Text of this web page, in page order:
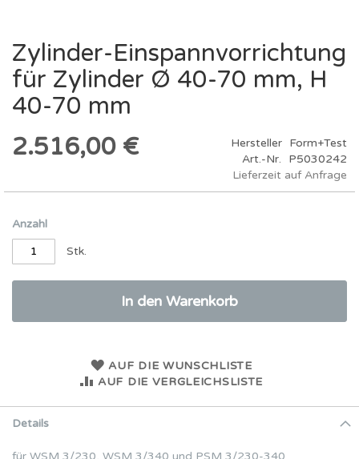
Zum
Anfang
der
Bildergalerie
springen
Zylinder-Einspannvorrichtung
für Zylinder Ø 40-70 mm, H
40-70 mm
2.516,00 €
Hersteller Form+Test
Art.-Nr.
P5030242
Lieferzeit auf Anfrage
Anzahl
Stk.
In den Warenkorb
AUF DIE WUNSCHLISTE
AUF DIE VERGLEICHSLISTE
Details
für WSM 3/230, WSM 3/340 und PSM 3/230-340